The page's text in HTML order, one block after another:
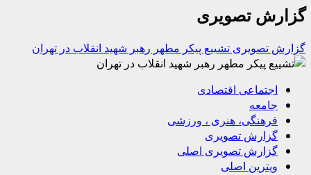
گزارش تصویری
گزارش تصویری تشییع پیکر مطهر رهبر شهید انقلاب در تهران
اجتماعی اقتصادی
جامعه
فرهنگی، هنری ، ورزشی
گزارش تصویری
گزارش تصویری اصلی
ویترین اصلی